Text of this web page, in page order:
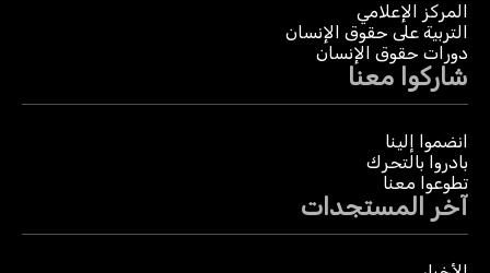
المركز الإعلامي
التربية على حقوق الإنسان
دورات حقوق الإنسان
شاركوا معنا
انضموا إلينا
بادروا بالتحرك
تطوعوا معنا
آخر المستجدات